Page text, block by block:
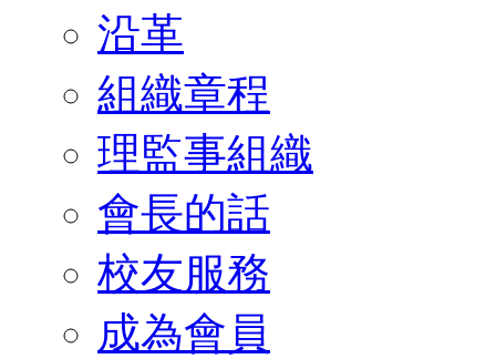
沿革
組織章程
理監事組織
會長的話
校友服務
成為會員